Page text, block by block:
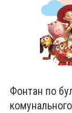
Фонтан по